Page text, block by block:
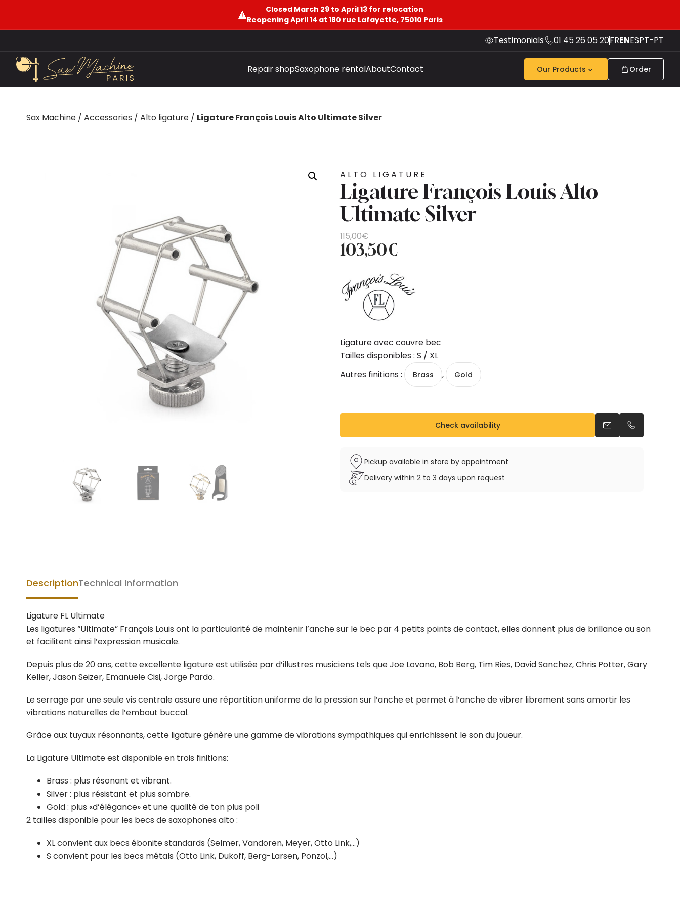
Closed March 29 to April 13 for relocation
Reopening April 14 at 180 rue Lafayette, 75010 Paris
Testimonials 01 45 26 05 20FRENESPT-PT
Repair shopSaxophone rentalAboutContact Our Products Order
Sax Machine / Accessories / Alto ligature / Ligature François Louis Alto Ultimate Silver
ALTO LIGATURE
Ligature François Louis Alto
Ultimate Silver
115,00€
Original
price
115,00€.
103,50€
Current
price
103,50€.
Ligature avec couvre bec
Tailles disponibles : S / XL
Autres finitions :
Brass , Gold
Check availability Send an email
Call us
Pickup available in store by appointment
Delivery within 2 to 3 days upon request
DescriptionTechnical Information
Ligature FL Ultimate
Les ligatures “Ultimate” François Louis ont la particularité de maintenir l’anche sur le bec par 4 petits points de contact, elles donnent plus de brillance au son
et facilitent ainsi l’expression musicale.
Depuis plus de 20 ans, cette excellente ligature est utilisée par d’illustres musiciens tels que Joe Lovano, Bob Berg, Tim Ries, David Sanchez, Chris Potter, Gary
Keller, Jason Seizer, Emanuele Cisi, Jorge Pardo.
Le serrage par une seule vis centrale assure une répartition uniforme de la pression sur l’anche et permet à l’anche de vibrer librement sans amortir les
vibrations naturelles de l’embout buccal.
Grâce aux tuyaux résonnants, cette ligature génère une gamme de vibrations sympathiques qui enrichissent le son du joueur.
La Ligature Ultimate est disponible en trois finitions:
Brass : plus résonant et vibrant.
Silver : plus résistant et plus sombre.
Gold : plus «d’élégance» et une qualité de ton plus poli
2 tailles disponible pour les becs de saxophones alto :
XL convient aux becs ébonite standards (Selmer, Vandoren, Meyer, Otto Link,…)
S convient pour les becs métals (Otto Link, Dukoff, Berg-Larsen, Ponzol,…)